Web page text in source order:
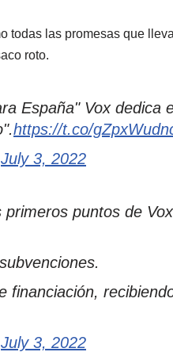
todas las promesas que
roto.
España" Vox dedica
https://t.co/
July 3, 2022
puntos de
financiación,
July 3, 2022